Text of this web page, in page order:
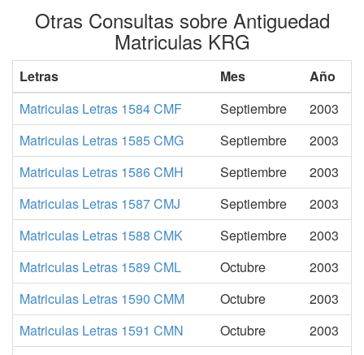
Otras Consultas sobre Antiguedad
Matriculas KRG
Letras Mes
Año
Matriculas Letras 1584 CMF
Septiembre
2003
Matriculas Letras 1585 CMG
Septiembre
2003
Matriculas Letras 1586 CMH
Septiembre
2003
Matriculas Letras 1587 CMJ
Septiembre
2003
Matriculas Letras 1588 CMK
Septiembre
2003
Matriculas Letras 1589 CML
Octubre
2003
Matriculas Letras 1590 CMM
Octubre
2003
Matriculas Letras 1591 CMN
Octubre
2003